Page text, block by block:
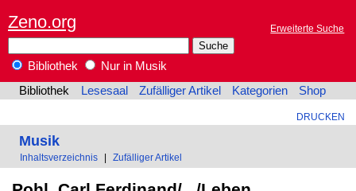
Zeno.org Erweiterte Suche
Bibliothek
Nur in Musik
Bibliothek
Lesesaal Zufälliger Artikel Kategorien Shop
DRUCKEN
Musik
Inhaltsverzeichnis Zufälliger Artikel